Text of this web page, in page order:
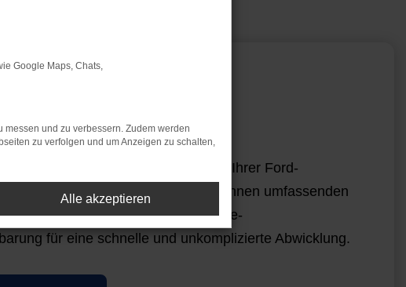
jetzt Ihren Termin bei Auto Liebe, Ihrer Ford-
Unser erfahrenes Team bietet Ihnen umfassenden
Fahrzeug. Nutzen Sie unsere Online-
für eine schnelle und unkomplizierte Abwicklung.
Google Maps, Chats,
und zu verbessern. Zudem werden
zu verfolgen und um Anzeigen zu schalten,
Alle akzeptieren